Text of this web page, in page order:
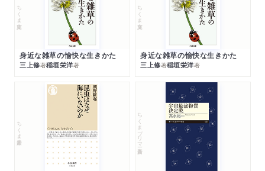
ちくま文庫
身近な雑草の愉快な生きかた
三上修著稲垣栄洋著
ちくま文庫
身近な雑草の愉快な生きかた
三上修著稲垣栄洋著
ちくま新書 ちくまプリマー新書